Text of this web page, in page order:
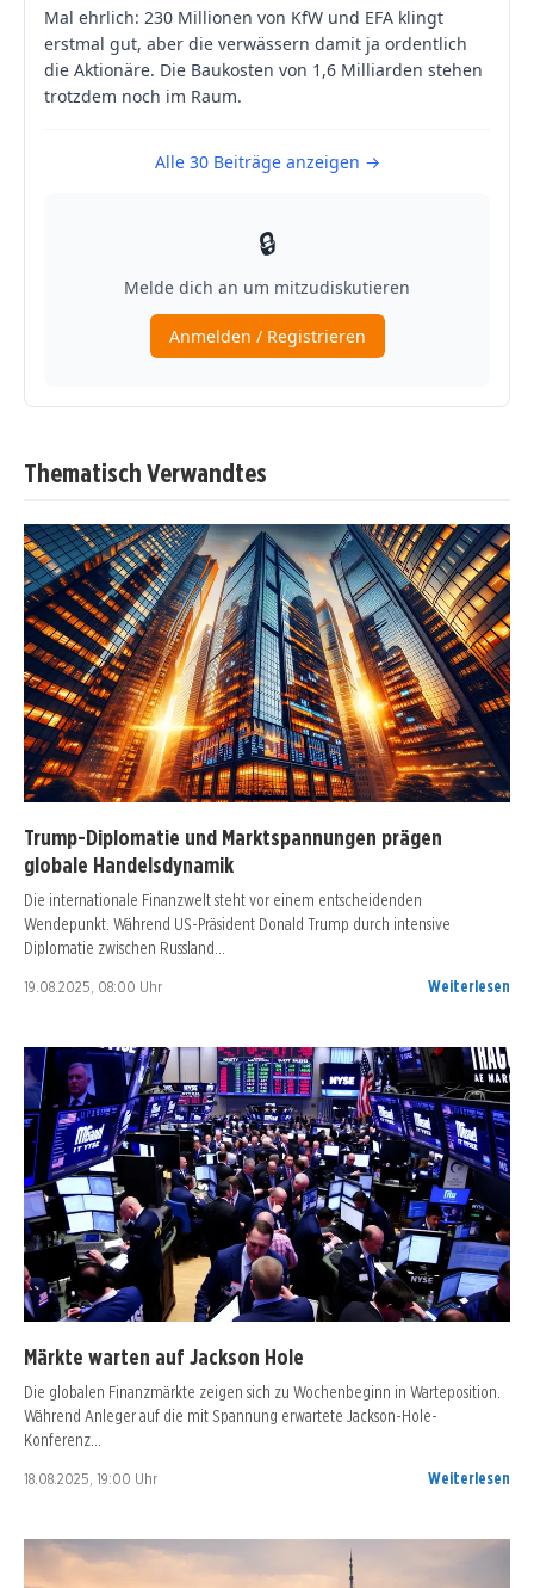
Thematisch Verwandtes
Trump-Diplomatie und Marktspannungen prägen
globale Handelsdynamik
Die internationale Finanzwelt steht vor einem entscheidenden
Wendepunkt. Während US-Präsident Donald Trump durch intensive
Diplomatie zwischen Russland…
19.08.2025, 08:00 Uhr Weiterlesen
Märkte warten auf Jackson Hole
Die globalen Finanzmärkte zeigen sich zu Wochenbeginn in Warteposition.
Während Anleger auf die mit Spannung erwartete Jackson-Hole-
Konferenz…
18.08.2025, 19:00 Uhr Weiterlesen